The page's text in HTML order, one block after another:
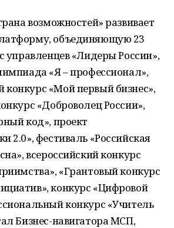
возможностей» развивает
объединяющую 23
управленцев «Лидеры России»,
«Я – профессионал»,
«Мой первый бизнес»,
«Доброволец России»,
код», проект
2.0», фестиваль «Российская
всероссийский конкурс
«Грантовый конкурс
конкурс «Цифровой
конкурс «Учитель
Бизнес-навигатора МСП,